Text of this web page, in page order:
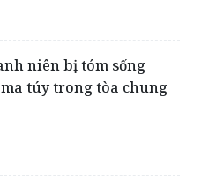
niên bị tóm sống
túy trong tòa chung